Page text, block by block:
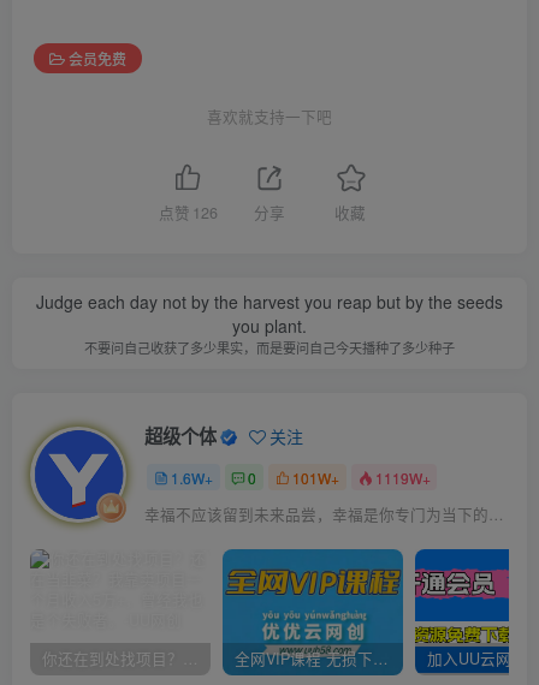
会员免费
喜欢就支持一下吧
点赞 126 分享 收藏
Judge each day not by the harvest you reap but by the seeds
you plant.
不要问自己收获了多少果实，而是要问自己今天播种了多少种子
超级个体 关注
1.6W+ 0 101W+ 1119W+
幸福不应该留到未来品尝，幸福是你专门为当下的自己所准备的
你还在到处找项目？还在当韭菜？我靠卖项目一个月收入5万+，曾经我也是个失败者。 全网VIP课程 无损下载~